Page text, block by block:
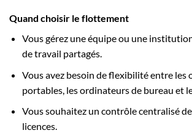
Quand choisir le flottement
Vous gérez une équipe ou une
de travail partagés.
Vous avez besoin de flexibilité entre les
portables, les ordinateurs de bureau et
Vous souhaitez un contrôle centralisé
licences.